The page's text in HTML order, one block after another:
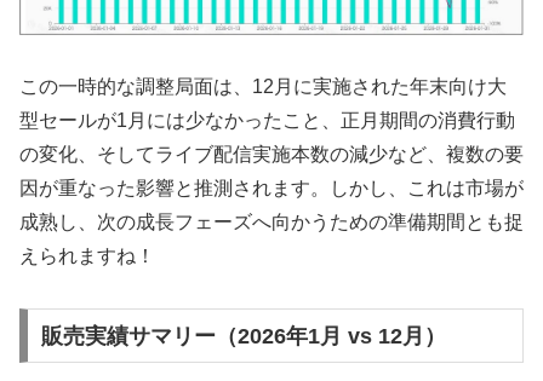
この一時的な調整局面は、12月に実施された年末向け大
型セールが1月には少なかったこと、正月期間の消費行動
の変化、そしてライブ配信実施本数の減少など、複数の要
因が重なった影響と推測されます。しかし、これは市場が
成熟し、次の成長フェーズへ向かうための準備期間とも捉
えられますね！
販売実績サマリー（2026年1月 vs 12月）